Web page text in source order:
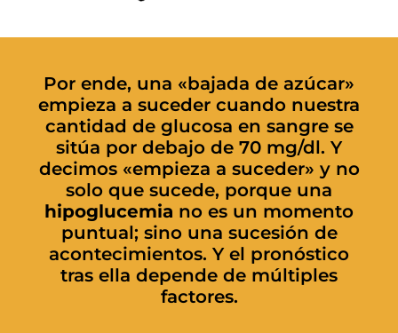
Por ende, una «bajada de azúcar»
empieza a suceder cuando nuestra
cantidad de glucosa en sangre se
sitúa por debajo de 70 mg/dl. Y
decimos «empieza a suceder» y no
solo que sucede, porque una
hipoglucemia no es un momento
puntual; sino una sucesión de
acontecimientos. Y el pronóstico
tras ella depende de múltiples
factores.